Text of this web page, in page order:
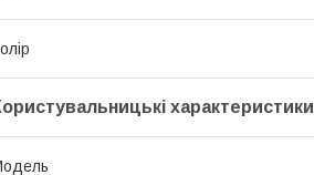
характеристики